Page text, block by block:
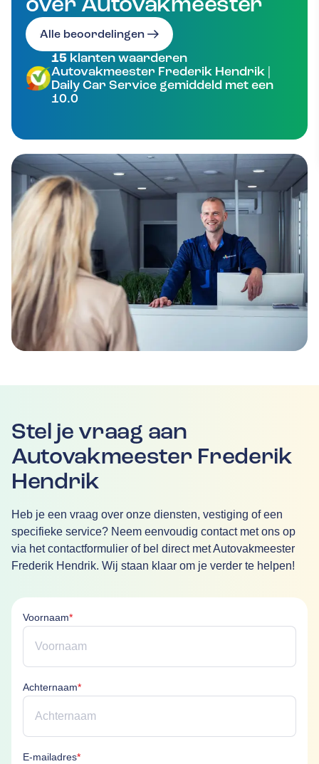
Alle beoordelingen
15 klanten waarderen
Autovakmeester Frederik Hendrik |
Daily Car Service gemiddeld met een
10.0
Stel je vraag aan
Autovakmeester Frederik
Hendrik
Heb je een vraag over onze diensten, vestiging of een
specifieke service? Neem eenvoudig contact met ons op
via het contactformulier of bel direct met Autovakmeester
Frederik Hendrik. Wij staan klaar om je verder te helpen!
Voornaam*Voornaam is verplicht
Achternaam*Achternaam is verplicht
E-mailadres*E-mailadres is verplicht